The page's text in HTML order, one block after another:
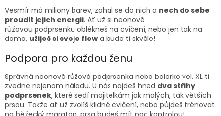
Vesmír má miliony barev, zahal se do nich a nech do sebe
proudit jejich energii. Ať už si neonově
růžovou podprsenku oblékneš na cvičení, nebo jen tak na
doma, užiješ si svoje flow a bude ti skvěle!
Podpora pro každou ženu
Správná neonově růžová podprsenka nebo bolerko vel. XL ti
zvedne nejenom náladu. U nás najdeš hned dva střihy
podprsenek, které sedí majitelkám jak malých, tak větších
prsou. Takže ať už zvolíš klidné cvičení, nebo půjdeš trénovat
na běžecký maraton, prsa budeš mít pod kontrolou!